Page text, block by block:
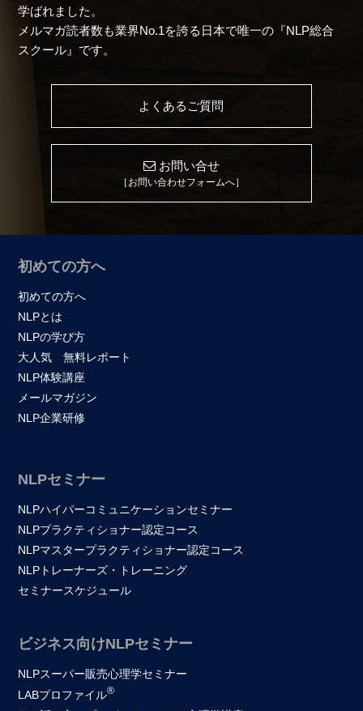
学ばれました。
メルマガ読者数も業界No.1を誇る日本で唯一の『NLP総合
スクール』です。
よくあるご質問
お問い合せ
［お問い合わせフォームへ］
初めての方へ
初めての方へ
NLPとは
NLPの学び方
大人気 無料レポート
NLP体験講座
メールマガジン
NLP企業研修
NLPセミナー
NLPハイパーコミュニケーションセミナー
NLPプラクティショナー認定コース
NLPマスタープラクティショナー認定コース
NLPトレーナーズ・トレーニング
セミナースケジュール
ビジネス向けNLPセミナー
NLPスーパー販売心理学セミナー
LABプロファイル®